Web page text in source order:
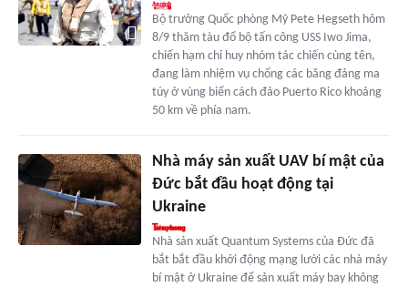
Bộ trưởng Quốc phòng Mỹ Pete Hegseth hôm
8/9 thăm tàu đổ bộ tấn công USS Iwo Jima,
chiến hạm chỉ huy nhóm tác chiến cùng tên,
đang làm nhiệm vụ chống các băng đảng ma
túy ở vùng biển cách đảo Puerto Rico khoảng
50 km về phía nam.
Nhà máy sản xuất UAV bí mật của
Đức bắt đầu hoạt động tại
Ukraine
Nhà sản xuất Quantum Systems của Đức đã
bắt bắt đầu khởi động mạng lưới các nhà máy
bí mật ở Ukraine để sản xuất máy bay không